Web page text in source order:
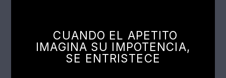
CUANDO EL APETITO
IMAGINA SU IMPOTENCIA,
SE ENTRISTECE